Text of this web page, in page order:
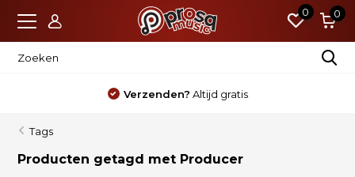
0 0
Verzenden? Altijd gratis
Tags
Producten getagd met Producer